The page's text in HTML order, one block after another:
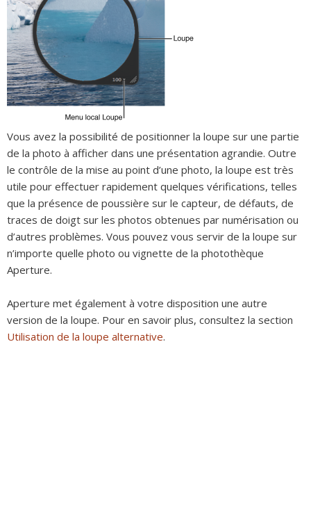
Vous avez la possibilité de positionner la loupe sur une partie
de la photo à afficher dans une présentation agrandie. Outre
le contrôle de la mise au point d’une photo, la loupe est très
utile pour effectuer rapidement quelques vérifications, telles
que la présence de poussière sur le capteur, de défauts, de
traces de doigt sur les photos obtenues par numérisation ou
d’autres problèmes. Vous pouvez vous servir de la loupe sur
n’importe quelle photo ou vignette de la photothèque
Aperture.
Aperture met également à votre disposition une autre
version de la loupe. Pour en savoir plus, consultez la section
Utilisation de la loupe alternative.